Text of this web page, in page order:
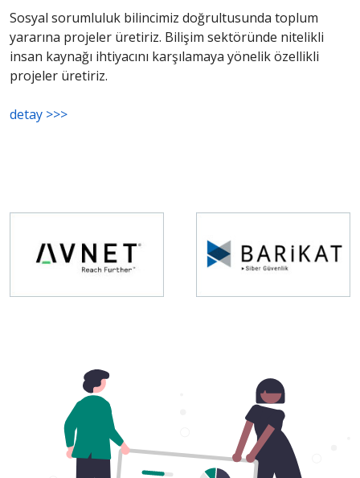
Sosyal sorumluluk bilincimiz doğrultusunda toplum
yararına projeler üretiriz. Bilişim sektöründe nitelikli
insan kaynağı ihtiyacını karşılamaya yönelik özellikli
projeler üretiriz.
detay >>>